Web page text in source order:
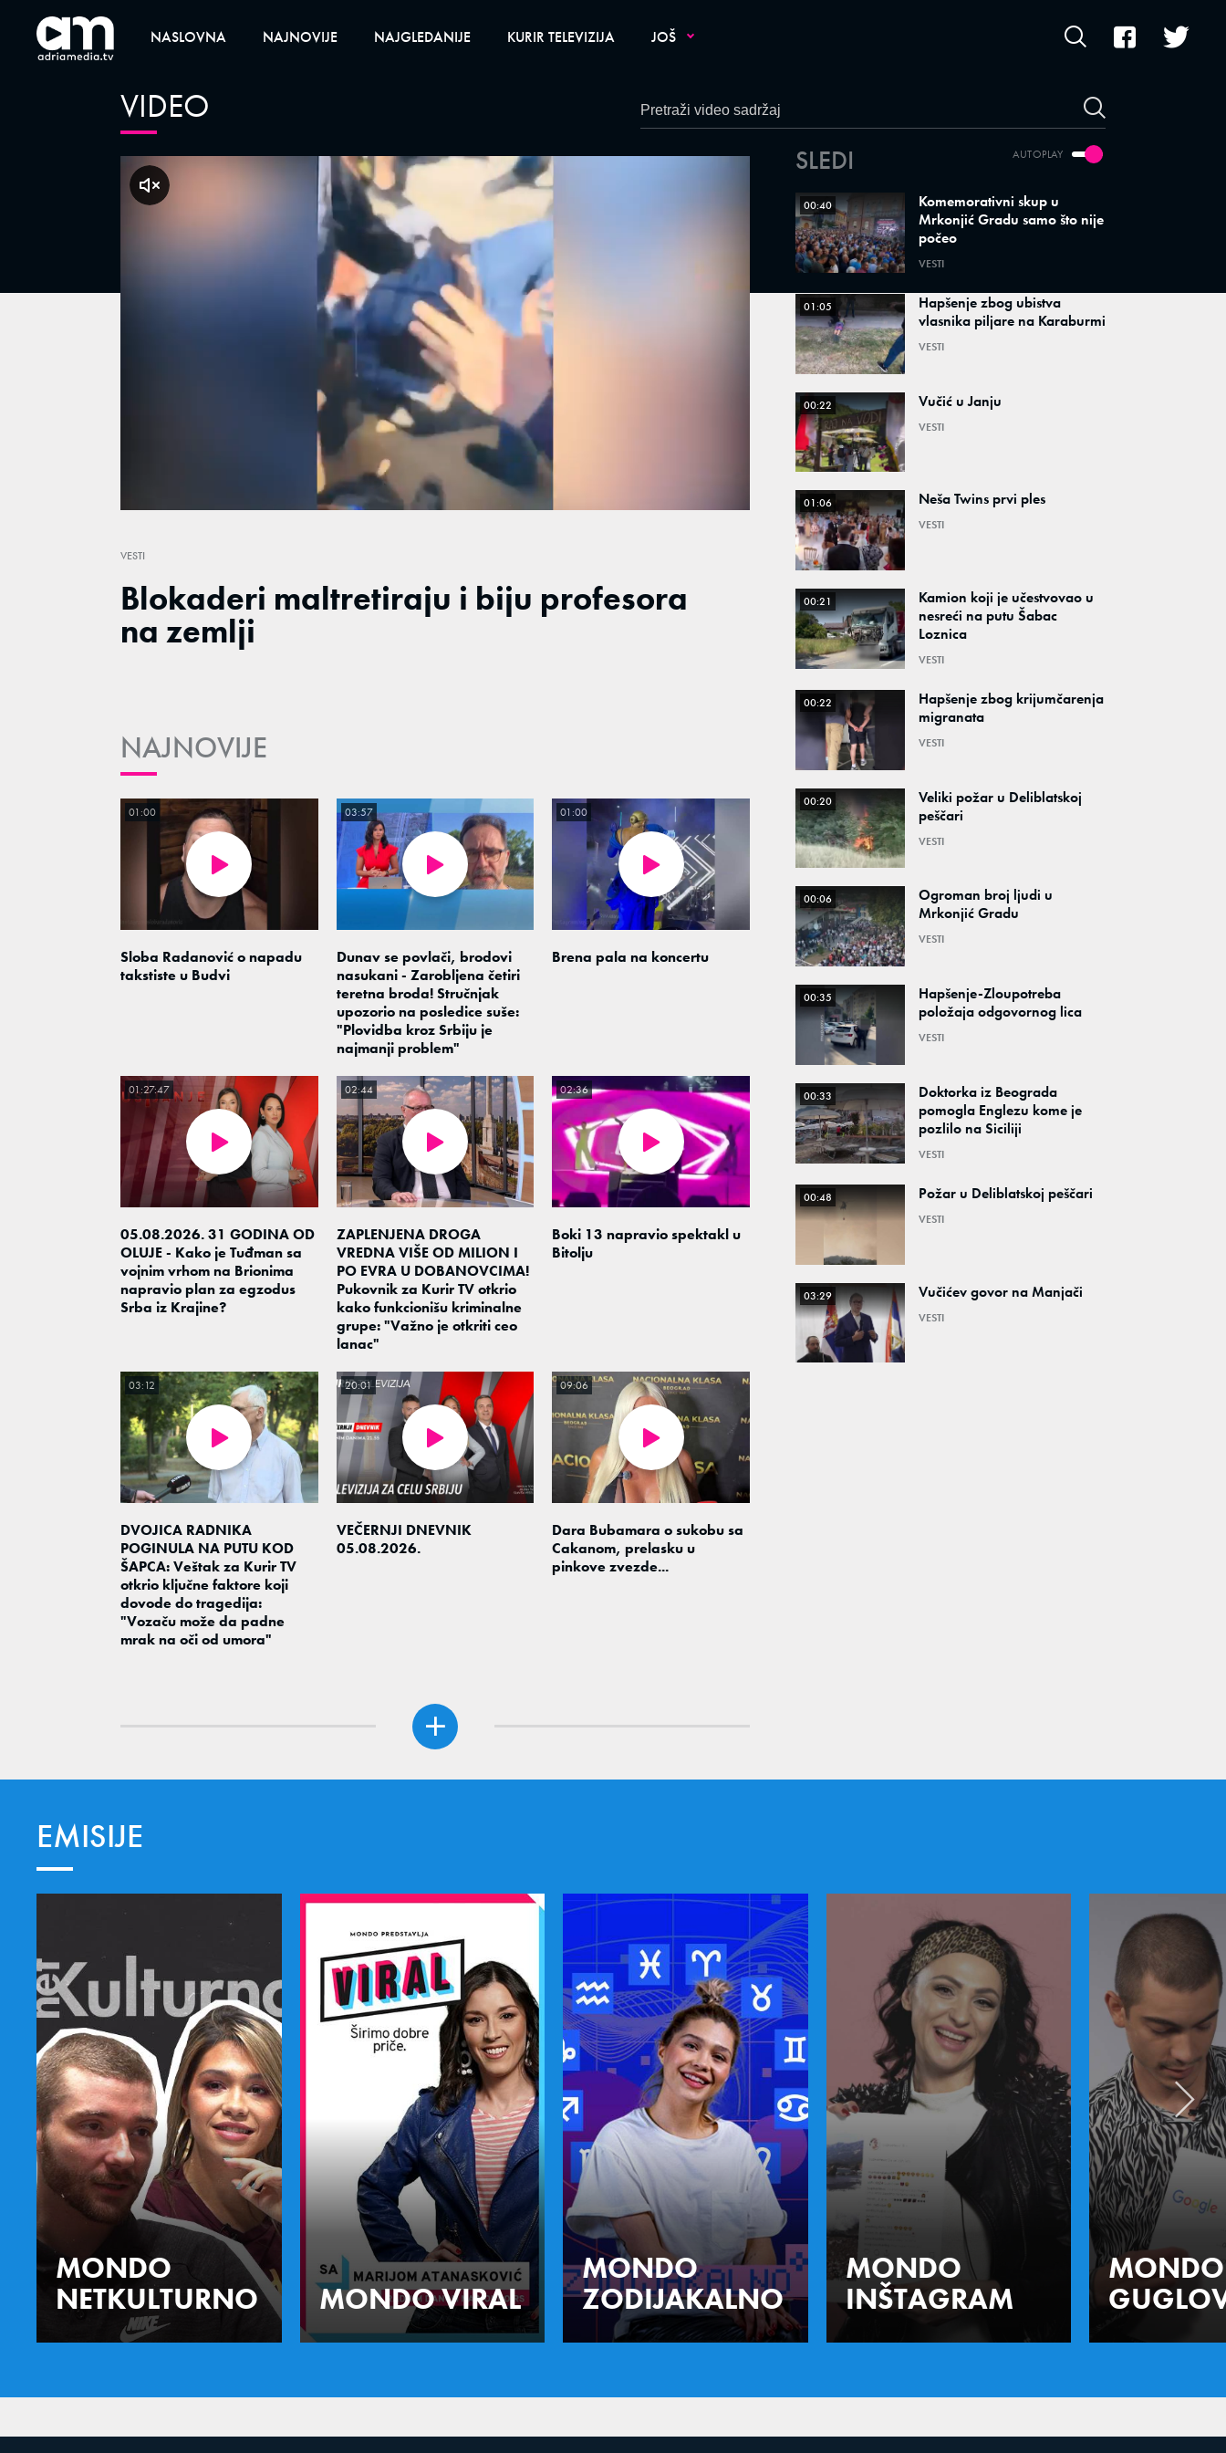
NASLOVNA NAJNOVIJE NAJGLEDANIJE KURIR TELEVIZIJA JOŠ
VIDEO
Unmute
Loaded:
100.00%
klikni za zvuk
VESTI
Blokaderi maltretiraju i biju profesora
na zemlji
NAJNOVIJE
Sloba Radanović o napadu
takstiste u Budvi
01:00
Dunav se povlači, brodovi
nasukani - Zarobljena četiri
teretna broda! Stručnjak
upozorio na posledice suše:
"Plovidba kroz Srbiju je
najmanji problem"
03:57
Brena pala na koncertu
01:00
05.08.2026. 31 GODINA OD
OLUJE - Kako je Tuđman sa
vojnim vrhom na Brionima
napravio plan za egzodus
Srba iz Krajine?
01:27:47
ZAPLENJENA DROGA
VREDNA VIŠE OD MILION I
PO EVRA U DOBANOVCIMA!
Pukovnik za Kurir TV otkrio
kako funkcionišu kriminalne
grupe: "Važno je otkriti ceo
lanac"
02:44
Boki 13 napravio spektakl u
Bitolju
02:36
DVOJICA RADNIKA
POGINULA NA PUTU KOD
ŠAPCA: Veštak za Kurir TV
otkrio ključne faktore koji
dovode do tragedija:
"Vozaču može da padne
mrak na oči od umora"
03:12
VEČERNJI DNEVNIK
05.08.2026.
20:01
Dara Bubamara o sukobu sa
Cakanom, prelasku u
pinkove zvezde...
09:06
AUTOPLAY
SLEDI
00:40
Komemorativni skup u
Mrkonjić Gradu samo što nije
počeo
VESTI
01:05
Hapšenje zbog ubistva
vlasnika piljare na Karaburmi
VESTI
00:22 Vučić u Janju
VESTI
01:06 Neša Twins prvi ples
VESTI
00:21
Kamion koji je učestvovao u
nesreći na putu Šabac
Loznica
VESTI
00:22
Hapšenje zbog krijumčarenja
migranata
VESTI
00:20
Veliki požar u Deliblatskoj
peščari
VESTI
00:06
Ogroman broj ljudi u
Mrkonjić Gradu
VESTI
00:35
Hapšenje-Zloupotreba
položaja odgovornog lica
VESTI
00:33
Doktorka iz Beograda
pomogla Englezu kome je
pozlilo na Siciliji
VESTI
00:48 Požar u Deliblatskoj peščari
VESTI
03:29 Vučićev govor na Manjači
VESTI
EMISIJE
MONDO
NETKULTURNO
MONDO VIRAL
MONDO
ZODIJAKALNO
MONDO
INŠTAGRAM
MONDO